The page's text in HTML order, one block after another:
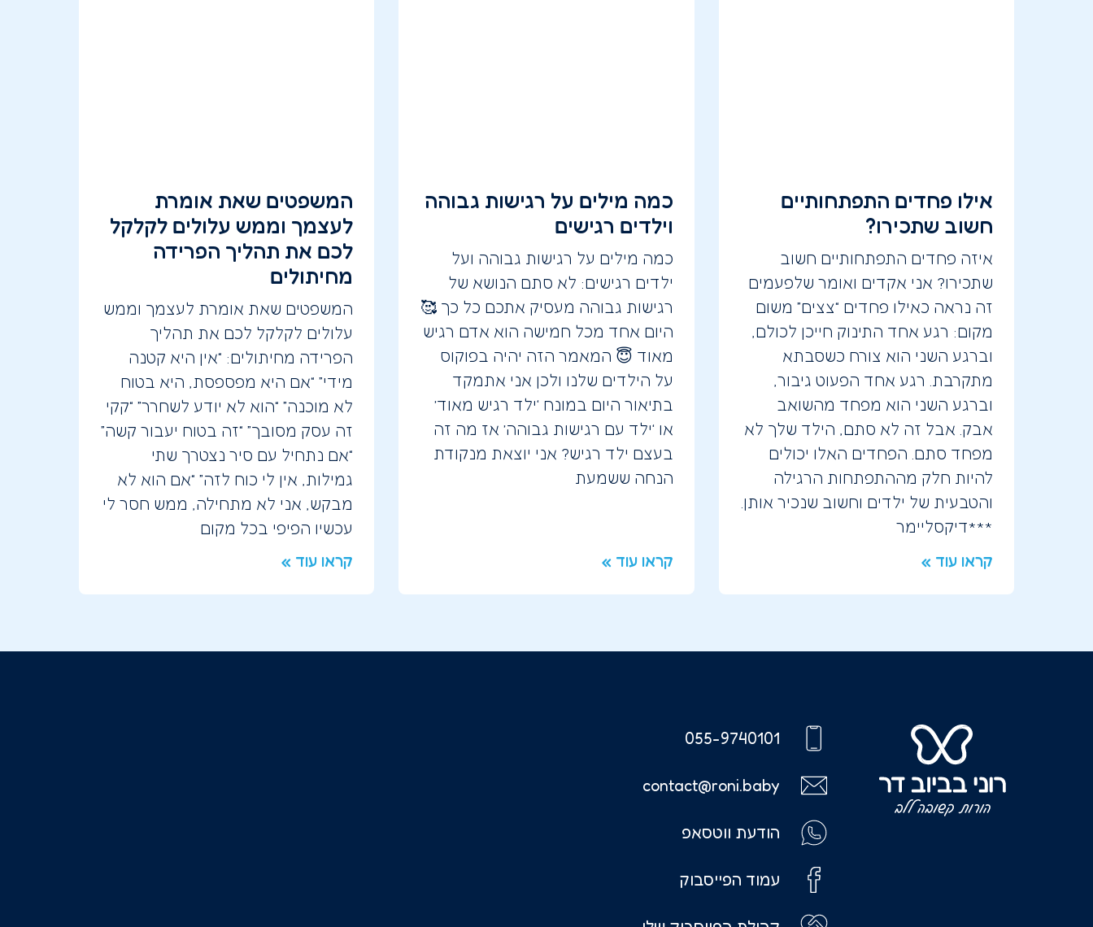
אילו פחדים התפתחותיים
חשוב שתכירו?
איזה פחדים התפתחותיים חשוב
שתכירו? אני אקדים ואומר שלפעמים
זה נראה כאילו פחדים “צצים” משום
מקום: רגע אחד התינוק חייכן לכולם,
וברגע השני הוא צורח כשסבתא
מתקרבת. רגע אחד הפעוט גיבור,
וברגע השני הוא מפחד מהשואב
אבק. אבל זה לא סתם, הילד שלך לא
מפחד סתם. הפחדים האלו יכולים
להיות חלק מההתפתחות הרגילה
והטבעית של ילדים וחשוב שנכיר אותן.
***דיקסליימר
קראו עוד »
כמה מילים על רגישות גבוהה
וילדים רגישים
כמה מילים על רגישות גבוהה ועל
ילדים רגישים: לא סתם הנושא של
רגישות גבוהה מעסיק אתכם כל כך 🥰
היום אחד מכל חמישה הוא אדם רגיש
מאוד 😇 המאמר הזה יהיה בפוקוס
על הילדים שלנו ולכן אני אתמקד
בתיאור היום במונח ‘ילד רגיש מאוד’
או ‘ילד עם רגישות גבוהה’ אז מה זה
בעצם ילד רגיש? אני יוצאת מנקודת
הנחה ששמעת
קראו עוד »
המשפטים שאת אומרת
לעצמך וממש עלולים לקלקל
לכם את תהליך הפרידה
מחיתולים
המשפטים שאת אומרת לעצמך וממש
עלולים לקלקל לכם את תהליך
הפרידה מחיתולים: “אין היא קטנה
מידי” “אם היא מפספסת, היא בטוח
לא מוכנה” “הוא לא יודע לשחרר” “קקי
זה עסק מסובך” “זה בטוח יעבור קשה”
“אם נתחיל עם סיר נצטרך שתי
גמילות, אין לי כוח לזה” “אם הוא לא
מבקש, אני לא מתחילה, ממש חסר לי
עכשיו הפיפי בכל מקום
קראו עוד »
055-9740101
contact@roni.baby
הודעת ווטסאפ
עמוד הפייסבוק